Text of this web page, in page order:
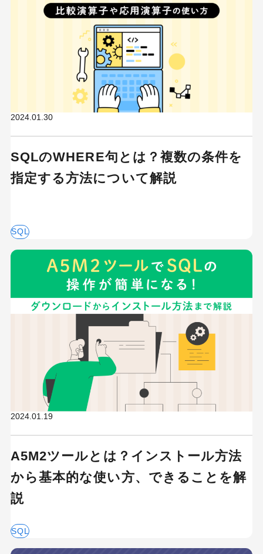
2024.01.30
SQLのWHERE句とは？複数の条件を
指定する方法について解説
SQL
2024.01.19
A5M2ツールとは？インストール方法
から基本的な使い方、できることを解
説
SQL